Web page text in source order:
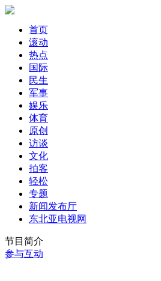
首页
滚动
热点
国际
民生
军事
娱乐
体育
原创
访谈
文化
拍客
轻松
专题
新闻发布厅
东北亚电视网
节目简介
参与互动